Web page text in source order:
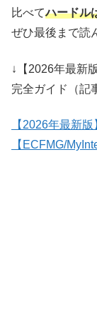
比べてハードル
ぜひ最後まで読
↓【2026年最新
完全ガイド（記
【2026年最新
【ECFMG/